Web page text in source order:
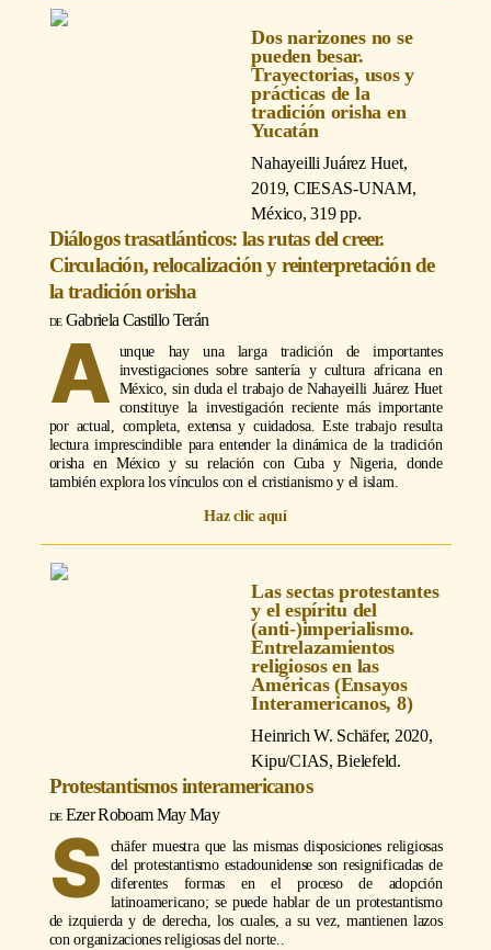
Dos narizones no se
pueden besar.
Trayectorias, usos y
prácticas de la
tradición orisha en
Yucatán
Nahayeilli Juárez Huet,
2019, CIESAS-UNAM,
México, 319 pp.
Diálogos trasatlánticos: las rutas del creer.
Circulación, relocalización y reinterpretación de
la tradición orisha
Gabriela Castillo Terán
A unque hay una larga tradición de importantes
investigaciones sobre santería y cultura africana en
México, sin duda el trabajo de Nahayeilli Juárez Huet
constituye la investigación reciente más importante
por actual, completa, extensa y cuidadosa. Este trabajo resulta
lectura imprescindible para entender la dinámica de la tradición
orisha en México y su relación con Cuba y Nigeria, donde
también explora los vínculos con el cristianismo y el islam.
Haz clic aquí
Las sectas protestantes
y el espíritu del
(anti-)imperialismo.
Entrelazamientos
religiosos en las
Américas (Ensayos
Interamericanos, 8)
Heinrich W. Schäfer, 2020,
Kipu/CIAS, Bielefeld.
Protestantismos interamericanos
Ezer Roboam May May
S
chäfer muestra que las mismas disposiciones religiosas
del protestantismo estadounidense son resignificadas de
diferentes formas en el proceso de adopción
latinoamericano; se puede hablar de un protestantismo
de izquierda y de derecha, los cuales, a su vez, mantienen lazos
con organizaciones religiosas del norte..